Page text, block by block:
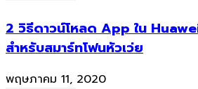
2 วิธีดาวน์โหลด App ใน
สำหรับสมาร์ทโฟนหัวเว่ย
พฤษภาคม 11, 2020